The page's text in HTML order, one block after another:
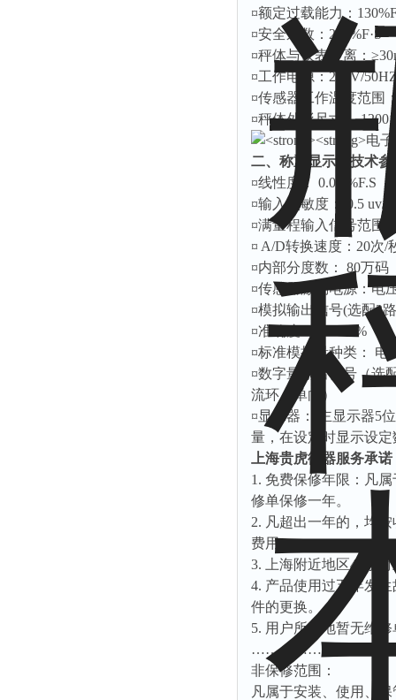
¤额定过载能力：
¤安全系数：200%F·S
¤秤体与仪表距离：
¤工作电源：220V/
¤传感器工作温度范
¤秤体外形尺寸：
二、称重显示器技术参
¤线性度： 0.05 %F.S
¤输入灵敏度： 0.5 uv/d
¤满量程输入信号范围
¤ A/D转换速度：20次/
¤内部分度数： 80万码
¤传感器激励电源：电
¤模拟输出信号(选配2
¤准确度： ≤±0.1 %
¤标准模拟量种类： 电
¤数字量输出信号（选
流环（单向）
¤显示器： 主显示器5
量，在设定时显示设
上海贵虎衡器服务承诺
1. 免费保修年限：凡
修单保修一年。
2. 凡超出一年的，均
费用）
3.
上海附近地区48
小
4. 产品使用过五年发
件的更换。
5. 用户所在地暂无维
非保修范围：
凡属于安装、使用、